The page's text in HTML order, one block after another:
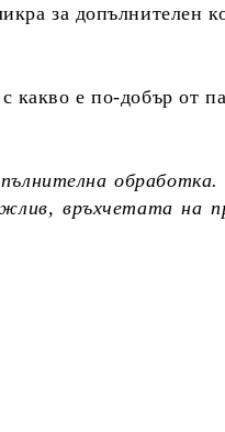
за допълнителен
с какво е по-добър от
връхчетата